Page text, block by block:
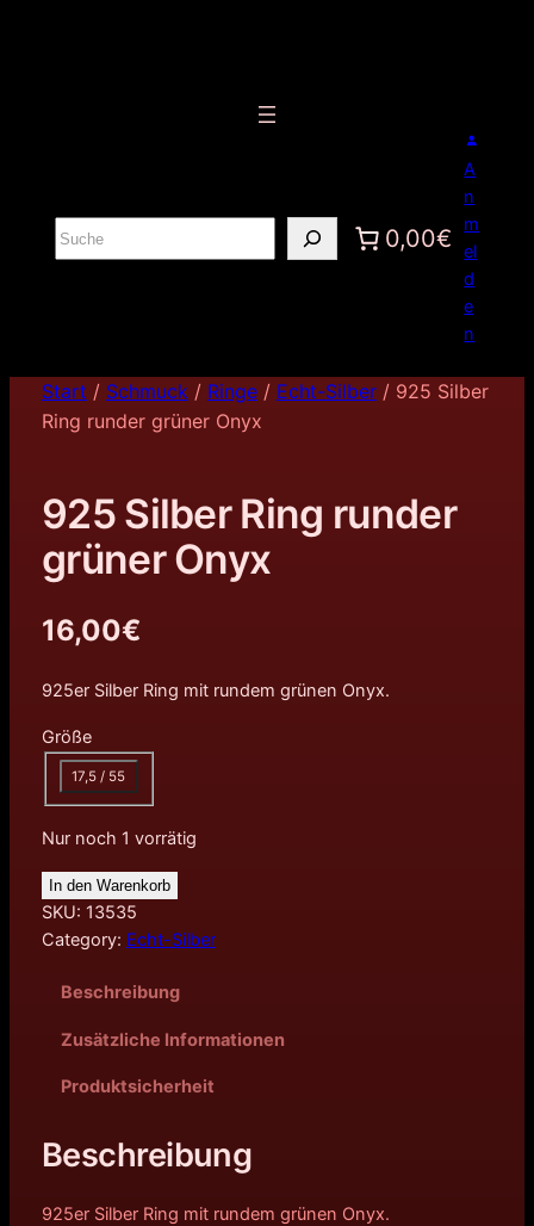
S
u
0,00€
A
n
m
el
d
e
n
Start / Schmuck/ Ringe/ Echt-Silber/ 925 Silber
Ring runder grüner Onyx
925 Silber Ring runder
grüner Onyx
16,00€
925er Silber Ring mit rundem grünen Onyx.
Größe
17,5 / 55
Nur noch 1 vorrätig
In den Warenkorb
SKU: 13535
Category: Echt-Silber
Beschreibung
Zusätzliche Informationen
Produktsicherheit
Beschreibung
925er Silber Ring mit rundem grünen Onyx.